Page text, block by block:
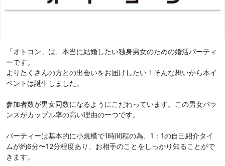
「オトコン」は、本当に結婚したい独身男女のための婚活パーティ
ーです。
よりたくさんの方との出会いをお届けしたい！そんな想いから本イ
ベントは誕生しました。
参加者数が男女同数になるようにこだわっています。この男女バラ
ンスがカップル率の高い理由の一つです。
パーティーは基本的に小規模で1時間程の為、1：1の自己紹介タイ
ムが約6分〜12分程度あり、お相手のことをしっかり知ることがで
きます。